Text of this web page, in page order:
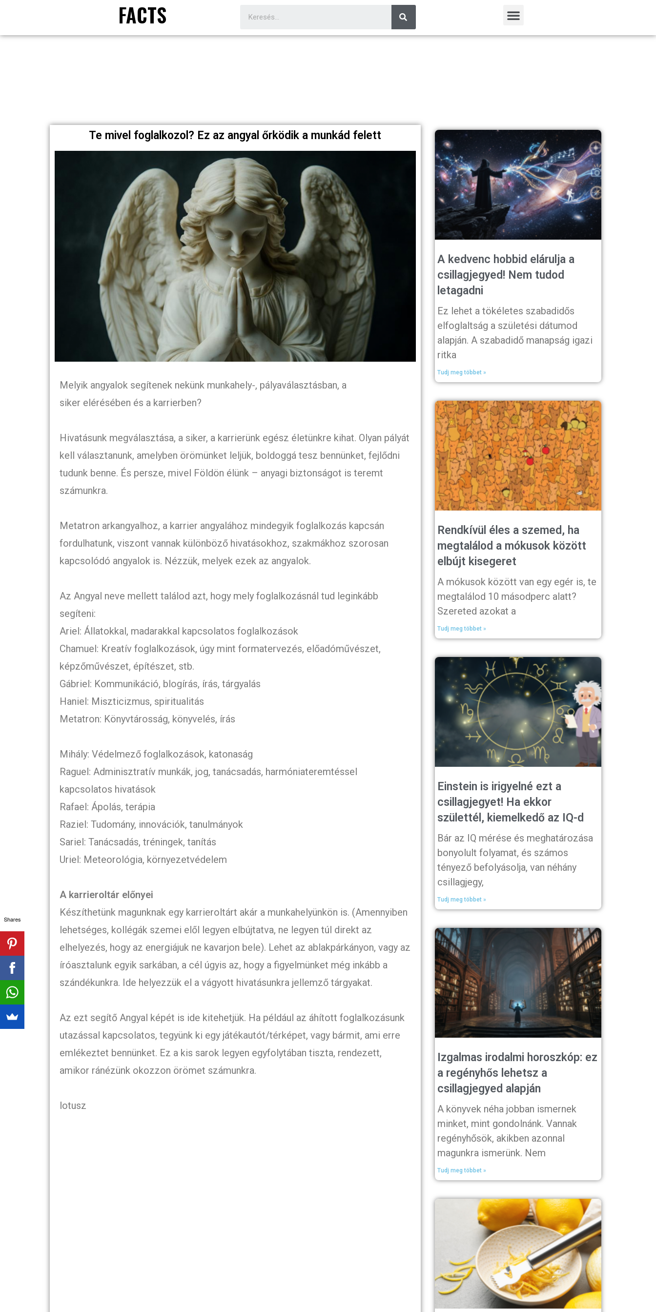
FACTS
Te mivel foglalkozol? Ez az angyal őrködik a munkád felett
Melyik angyalok segítenek nekünk munkahely-, pályaválasztásban, a
siker elérésében és a karrierben?
Hivatásunk megválasztása, a siker, a karrierünk egész életünkre kihat. Olyan pályát
kell választanunk, amelyben örömünket leljük, boldoggá tesz bennünket, fejlődni
tudunk benne. És persze, mivel Földön élünk – anyagi biztonságot is teremt
számunkra.
Metatron arkangyalhoz, a karrier angyalához mindegyik foglalkozás kapcsán
fordulhatunk, viszont vannak különböző hivatásokhoz, szakmákhoz szorosan
kapcsolódó angyalok is. Nézzük, melyek ezek az angyalok.
Az Angyal neve mellett találod azt, hogy mely foglalkozásnál tud leginkább
segíteni:
Ariel: Állatokkal, madarakkal kapcsolatos foglalkozások
Chamuel: Kreatív foglalkozások, úgy mint formatervezés, előadóművészet,
képzőművészet, építészet, stb.
Gábriel: Kommunikáció, blogírás, írás, tárgyalás
Haniel: Miszticizmus, spiritualitás
Metatron: Könyvtárosság, könyvelés, írás
Mihály: Védelmező foglalkozások, katonaság
Raguel: Adminisztratív munkák, jog, tanácsadás, harmóniateremtéssel
kapcsolatos hivatások
Rafael: Ápolás, terápia
Raziel: Tudomány, innovációk, tanulmányok
Sariel: Tanácsadás, tréningek, tanítás
Uriel: Meteorológia, környezetvédelem
A karrieroltár előnyei
Készíthetünk magunknak egy karrieroltárt akár a munkahelyünkön is. (Amennyiben
lehetséges, kollégák szemei elől legyen elbújtatva, ne legyen túl direkt az
elhelyezés, hogy az energiájuk ne kavarjon bele). Lehet az ablakpárkányon, vagy az
íróasztalunk egyik sarkában, a cél úgyis az, hogy a figyelmünket még inkább a
szándékunkra. Ide helyezzük el a vágyott hivatásunkra jellemző tárgyakat.
Az ezt segítő Angyal képét is ide kitehetjük. Ha például az áhított foglalkozásunk
utazással kapcsolatos, tegyünk ki egy játékautót/térképet, vagy bármit, ami erre
emlékeztet bennünket. Ez a kis sarok legyen egyfolytában tiszta, rendezett,
amikor ránézünk okozzon örömet számunkra.
lotusz
A kedvenc hobbid elárulja a
csillagjegyed! Nem tudod
letagadni
Ez lehet a tökéletes szabadidős
elfoglaltság a születési dátumod
alapján. A szabadidő manapság igazi
ritka
Tudj meg többet »
Rendkívül éles a szemed, ha
megtalálod a mókusok között
elbújt kisegeret
A mókusok között van egy egér is, te
megtalálod 10 másodperc alatt?
Szereted azokat a
Tudj meg többet »
Einstein is irigyelné ezt a
csillagjegyet! Ha ekkor
születtél, kiemelkedő az IQ-d
Bár az IQ mérése és meghatározása
bonyolult folyamat, és számos
tényező befolyásolja, van néhány
csillagjegy,
Tudj meg többet »
Izgalmas irodalmi horoszkóp: ez
a regényhős lehetsz a
csillagjegyed alapján
A könyvek néha jobban ismernek
minket, mint gondolnánk. Vannak
regényhősök, akikben azonnal
magunkra ismerünk. Nem
Tudj meg többet »
Shares